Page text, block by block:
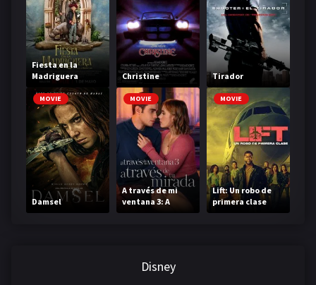
Fiesta en la
Madriguera
Christine Tirador
MOVIE
Damsel
MOVIE
A través de mi
ventana 3: A
través de tu
MOVIE
Lift: Un robo de
primera clase
Disney